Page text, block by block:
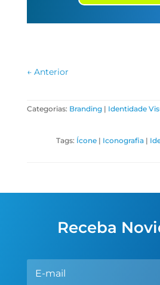
← Anterior
Categorias: Branding| Identidade
Tags: Ícone | Iconografia |
Receba